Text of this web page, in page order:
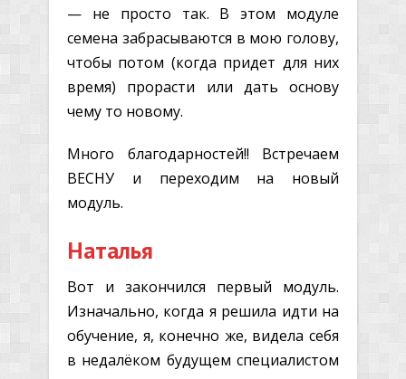
— не просто так. В этом модуле
семена забрасываются в мою голову,
чтобы потом (когда придет для них
время) прорасти или дать основу
чему то новому.
Много благодарностей!! Встречаем
ВЕСНУ и переходим на новый
модуль.
Наталья
Вот и закончился первый модуль.
Изначально, когда я решила идти на
обучение, я, конечно же, видела себя
в недалёком будущем специалистом